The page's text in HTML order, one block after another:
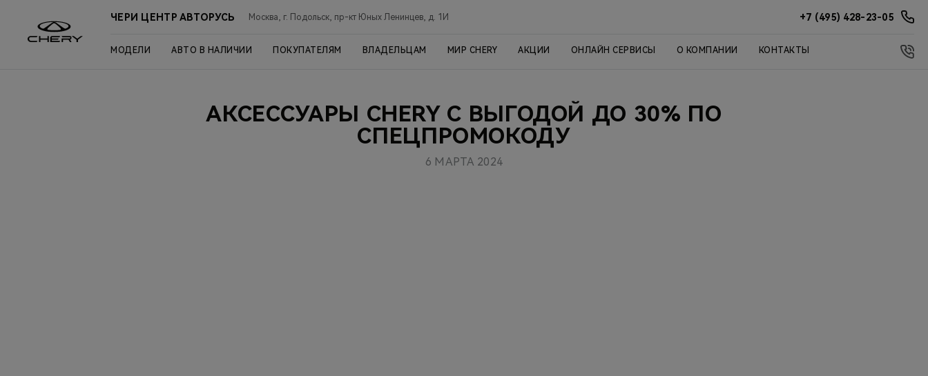
ЧЕРИ ЦЕНТР АВТОРУСЬ Москва, г. Подольск, пр-кт Юных Ленинцев, д. 1И +7 (495) 428-23-05
МОДЕЛИ АВТО В НАЛИЧИИ ПОКУПАТЕЛЯМ ВЛАДЕЛЬЦАМ МИР CHERY АКЦИИ ОНЛАЙН СЕРВИСЫ О КОМПАНИИ КОНТАКТЫ
АКСЕССУАРЫ CHERY С ВЫГОДОЙ ДО 30% ПО
СПЕЦПРОМОКОДУ
6 МАРТА 2024